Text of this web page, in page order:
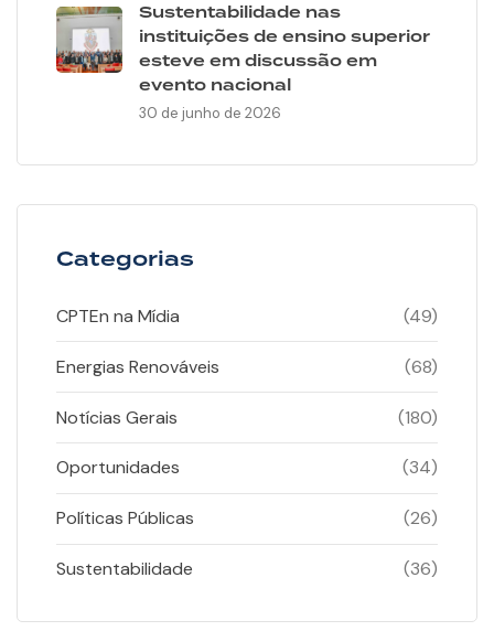
Sustentabilidade nas
instituições de ensino superior
esteve em discussão em
evento nacional
30 de junho de 2026
Categorias
CPTEn na Mídia (49)
Energias Renováveis (68)
Notícias Gerais (180)
Oportunidades (34)
Políticas Públicas (26)
Sustentabilidade (36)